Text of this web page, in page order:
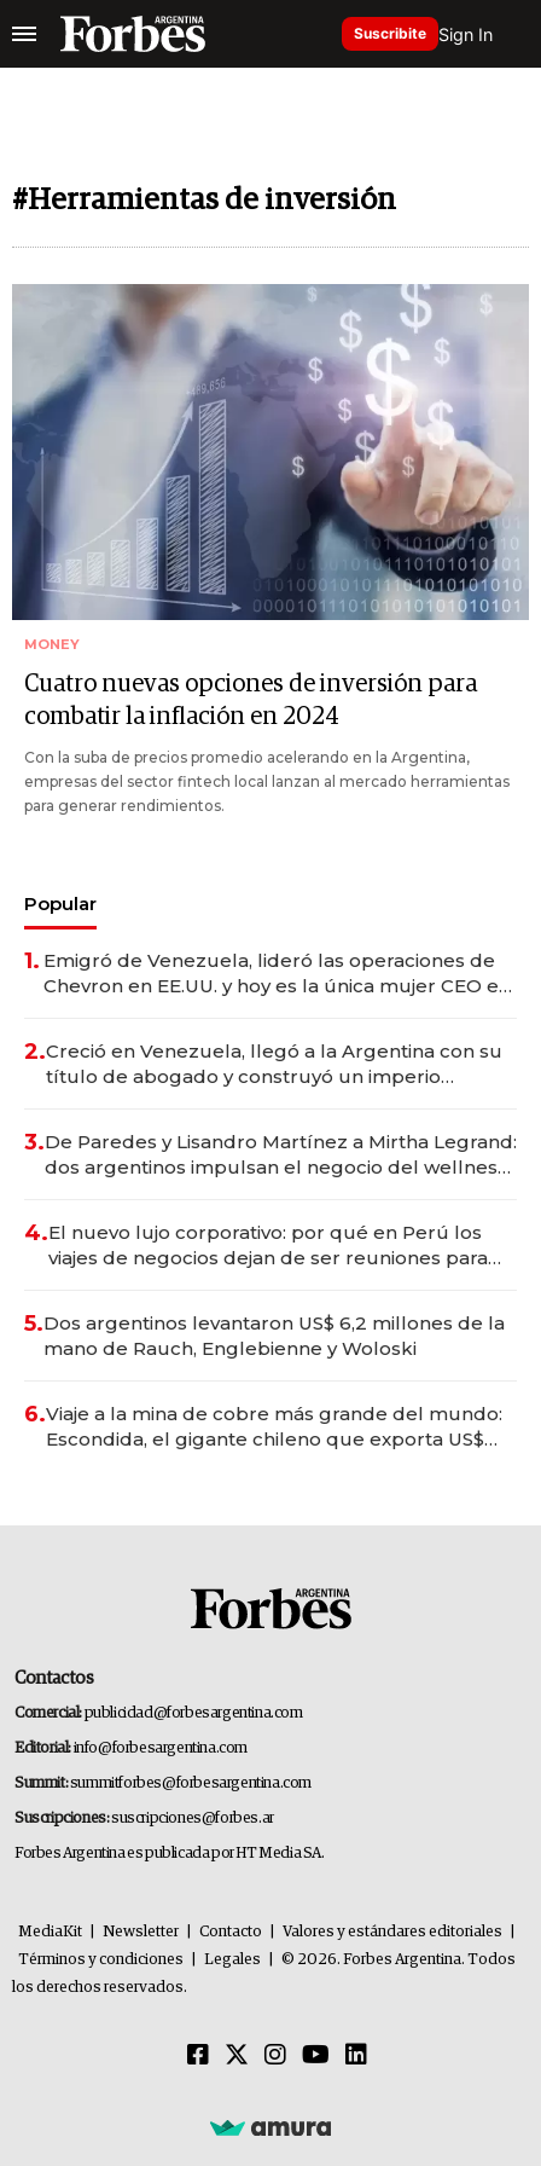
Suscribite Sign In
#Herramientas de inversión
MONEY
Cuatro nuevas opciones de inversión para
combatir la inflación en 2024
Con la suba de precios promedio acelerando en la Argentina,
empresas del sector fintech local lanzan al mercado herramientas
para generar rendimientos.
Popular
1. Emigró de Venezuela, lideró las operaciones de
Chevron en EE.UU. y hoy es la única mujer CEO en
2.Creció en Venezuela, llegó a la Argentina con su
título de abogado y construyó un imperio
3.De Paredes y Lisandro Martínez a Mirtha Legrand:
dos argentinos impulsan el negocio del wellness
4.El nuevo lujo corporativo: por qué en Perú los
viajes de negocios dejan de ser reuniones para
5.Dos argentinos levantaron US$ 6,2 millones de la
mano de Rauch, Englebienne y Woloski
6.Viaje a la mina de cobre más grande del mundo:
Escondida, el gigante chileno que exporta US$
Contactos
Comercial:publicidad@forbesargentina.com
Editorial:info@forbesargentina.com
Summit:summitforbes@forbesargentina.com
Suscripciones:suscripciones@forbes.ar
Forbes Argentina es publicada por HT Media SA.
MediaKit Newsletter Contacto Valores y estándares editoriales
Términos y condiciones
Legales
© 2026. Forbes Argentina. Todos
los derechos reservados.